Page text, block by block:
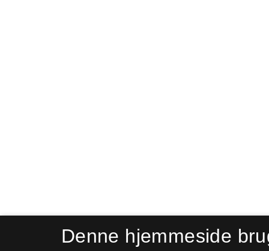
Denne hjemmeside